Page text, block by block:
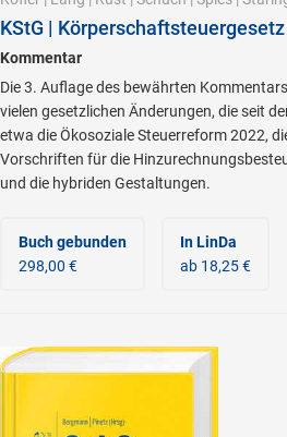
KStG | Körperschaftsteuergesetz
Kommentar
Die 3. Auflage des bewährten
vielen gesetzlichen Änderungen, die seit
etwa die Ökosoziale Steuerreform 2022,
Vorschriften für die
und die hybriden Gestaltungen.
Buch gebunden
298,00 €
In LinDa
ab 18,25 €